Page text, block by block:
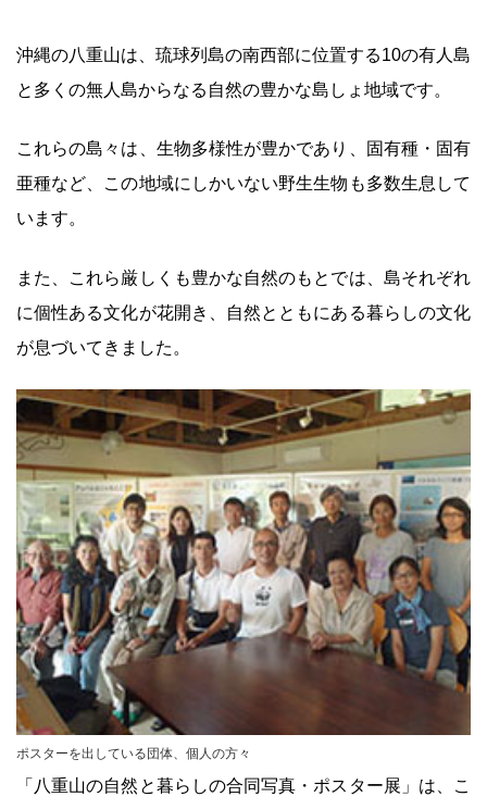
沖縄の八重山は、琉球列島の南西部に位置する10の有人島
と多くの無人島からなる自然の豊かな島しょ地域です。
これらの島々は、生物多様性が豊かであり、固有種・固有
亜種など、この地域にしかいない野生生物も多数生息して
います。
また、これら厳しくも豊かな自然のもとでは、島それぞれ
に個性ある文化が花開き、自然とともにある暮らしの文化
が息づいてきました。
ポスターを出している団体、個人の方々
「八重山の自然と暮らしの合同写真・ポスター展」は、こ